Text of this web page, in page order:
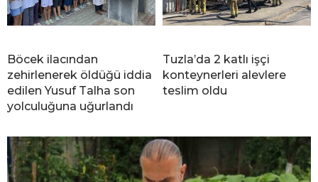
Böcek ilacından
zehirlenerek öldüğü iddia
edilen Yusuf Talha son
yolculuğuna uğurlandı
Tuzla’da 2 katlı işçi
konteynerleri alevlere
teslim oldu